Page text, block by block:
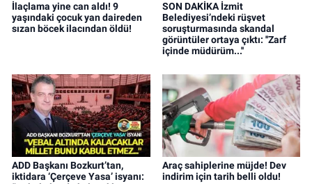
İlaçlama yine can aldı! 9
yaşındaki çocuk yan daireden
sızan böcek ilacından öldü!
SON DAKİKA İzmit
Belediyesi’ndeki rüşvet
soruşturmasında skandal
görüntüler ortaya çıktı: ''Zarf
içinde müdürüm...''
ADD Başkanı Bozkurt’tan,
iktidara ‘Çerçeve Yasa’ isyanı:
Araç sahiplerine müjde! Dev
indirim için tarih belli oldu!